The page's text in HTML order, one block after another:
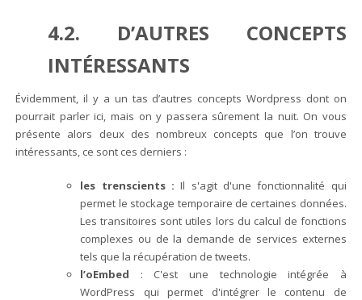
4.2. D’AUTRES CONCEPTS
INTÉRESSANTS
Évidemment, il y a un tas d’autres concepts Wordpress dont on
pourrait parler ici, mais on y passera sûrement la nuit. On vous
présente alors deux des nombreux concepts que l’on trouve
intéressants, ce sont ces derniers :
les trenscients : Il s'agit d'une fonctionnalité qui
permet le stockage temporaire de certaines données.
Les transitoires sont utiles lors du calcul de fonctions
complexes ou de la demande de services externes
tels que la récupération de tweets.
l’oEmbed : C'est une technologie intégrée à
WordPress qui permet d'intégrer le contenu de